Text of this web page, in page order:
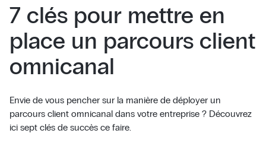
7 clés pour mettre en
place un parcours client
omnicanal
Envie de vous pencher sur la manière de déployer un
parcours client omnicanal dans votre entreprise ? Découvrez
ici sept clés de succès ce faire.